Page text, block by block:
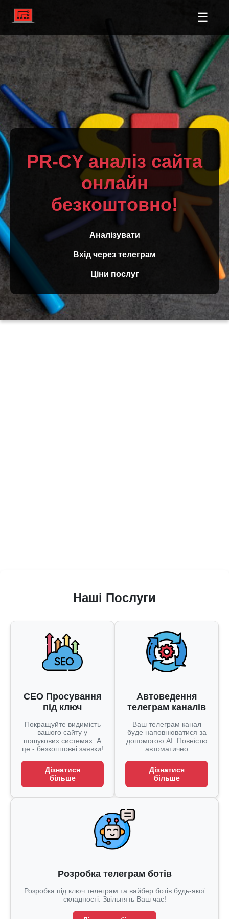
☰
PR-CY аналіз сайта
онлайн
безкоштовно!
Аналізувати
Вхід через телеграм
Ціни послуг
Наші Послуги
СЕО Просування
під ключ
Покращуйте видимість
вашого сайту у
пошукових системах. А
це - безкоштовні заявки!
Дізнатися
більше
Автоведення
телеграм каналів
Ваш телеграм канал
буде наповнюватися за
допомогою AI. Повністю
автоматично
Дізнатися
більше
Розробка телеграм ботів
Розробка під ключ телеграм та вайбер ботів будь-якої
складності. Звільнять Ваш час!